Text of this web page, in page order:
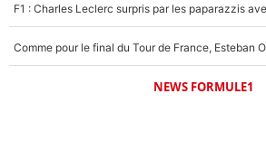
NEWS FORMULE1